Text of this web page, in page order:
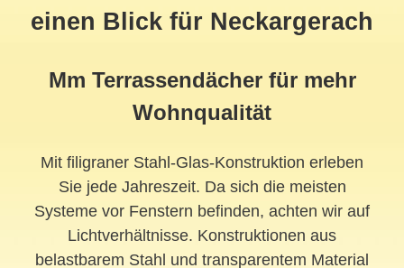
einen Blick für Neckargerach
Mm Terrassendächer für mehr
Wohnqualität
Mit filigraner Stahl-Glas-Konstruktion erleben
Sie jede Jahreszeit. Da sich die meisten
Systeme vor Fenstern befinden, achten wir auf
Lichtverhältnisse. Konstruktionen aus
belastbarem Stahl und transparentem Material